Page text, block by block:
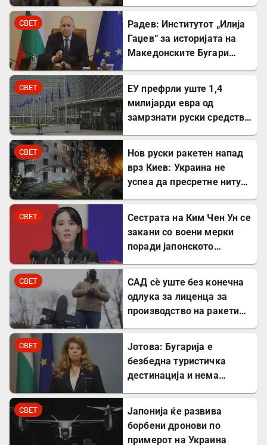
СВЕТ
Радев: Институтот „Илија
Гаџев“ за историјата на
Македонските Бугари
СВЕТ
ЕУ префрли уште 1,4
милијарди евра од
замрзнати руски средства
СВЕТ
Нов руски ракетен напад
врз Киев: Украина не
успеа да пресретне ниту
СВЕТ
Сестрата на Ким Чен Ун се
закани со воени мерки
поради јапонското
СВЕТ
САД сè уште без конечна
одлука за лиценца за
производство на ракети
СВЕТ
Јотова: Бугарија е
безбедна туристичка
дестинација и нема
СВЕТ
Јапонија ќе развива
борбени дронови по
примерот на Украина